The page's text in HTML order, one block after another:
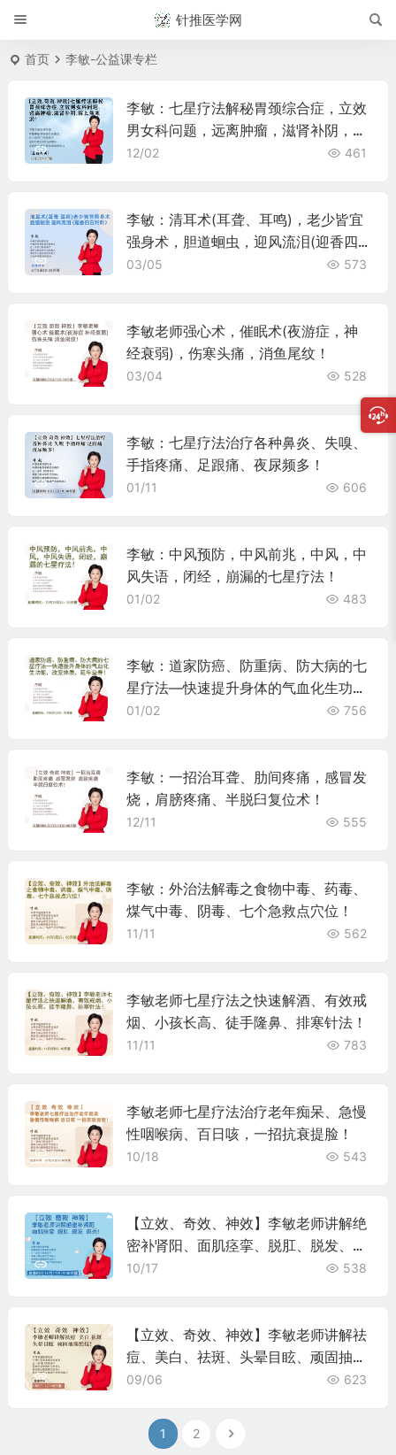
针推医学网
首页 李敏-公益课专栏
李敏：七星疗法解秘胃颈综合症，立效
男女科问题，远离肿瘤，滋肾补阴，解
上焦寒淤！
12/02 461
李敏：清耳术(耳聋、耳鸣)，老少皆宜
强身术，胆道蛔虫，迎风流泪(迎香四
白对刺）
03/05 573
李敏老师强心术，催眠术(夜游症，神
经衰弱)，伤寒头痛，消鱼尾纹！
03/04 528
李敏：七星疗法治疗各种鼻炎、失嗅、
手指疼痛、足跟痛、夜尿频多！
01/11 606
李敏：中风预防，中风前兆，中风，中
风失语，闭经，崩漏的七星疗法！
01/02 483
李敏：道家防癌、防重病、防大病的七
星疗法—快速提升身体的气血化生功
能，改变体质，延年益寿！
01/02 756
李敏：一招治耳聋、肋间疼痛，感冒发
烧，肩膀疼痛、半脱臼复位术！
12/11 555
李敏：外治法解毒之食物中毒、药毒、
煤气中毒、阴毒、七个急救点穴位！
11/11 562
李敏老师七星疗法之快速解酒、有效戒
烟、小孩长高、徒手隆鼻、排寒针法！
11/11 783
李敏老师七星疗法治疗老年痴呆、急慢
性咽喉病、百日咳，一招抗衰提脸！
10/18 543
【立效、奇效、神效】李敏老师讲解绝
密补肾阳、面肌痉挛、脱肛、脱发、斑
秃！
10/17 538
【立效、奇效、神效】李敏老师讲解祛
痘、美白、祛斑、头晕目眩、顽固抽筋
绝技！
09/06 623
1 2